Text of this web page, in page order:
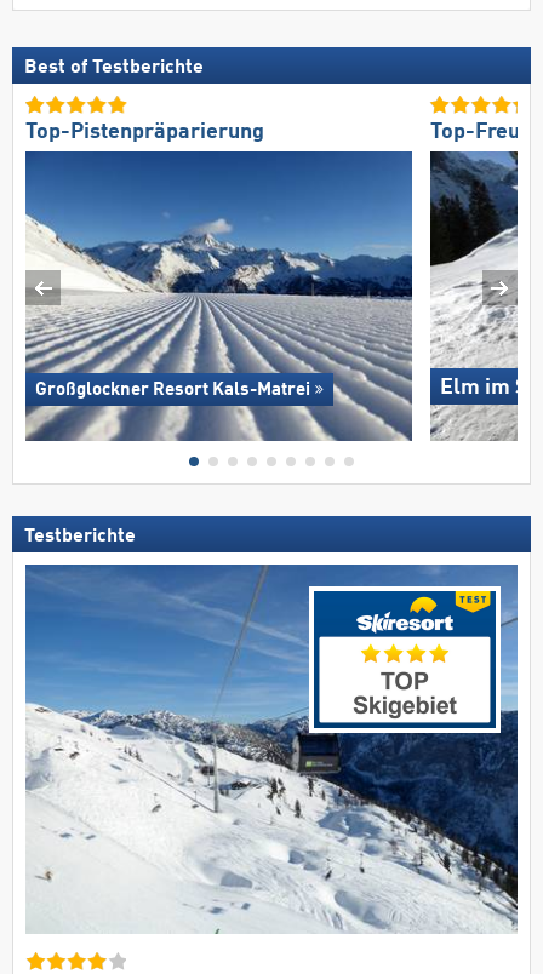
Best of Testberichte
Top-Pistenpräparierung
Großglockner Resort Kals-Matrei
Top-
Elm im
Testberichte